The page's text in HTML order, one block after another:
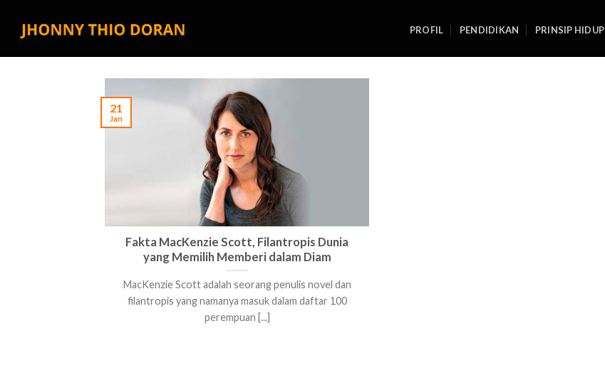
PROFIL PENDIDIKAN PRINSIP HIDUP
Fakta MacKenzie Scott, Filantropis Dunia
yang Memilih Memberi dalam Diam
MacKenzie Scott adalah seorang penulis novel dan
filantropis yang namanya masuk dalam daftar 100
perempuan [...]
21
Jan